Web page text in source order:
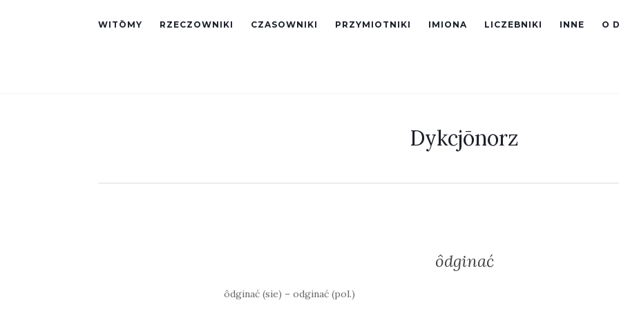
WITŌMY RZECZOWNIKI CZASOWNIKI PRZYMIOTNIKI IMIONA LICZEBNIKI INNE O
Dykcjōnorz
ôdginać
ôdginać (sie) – odginać (pol.)